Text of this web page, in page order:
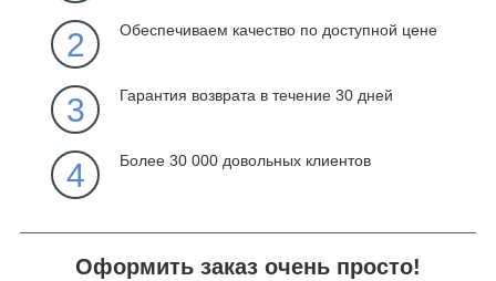
2 Обеспечиваем качество по доступной цене
3 Гарантия возврата в течение 30 дней
4 Более 30 000 довольных клиентов
Оформить заказ очень просто!